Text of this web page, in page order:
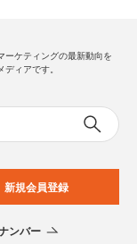
ーケティングの最新動向を
ィアです。
新規会員登録
ンバー